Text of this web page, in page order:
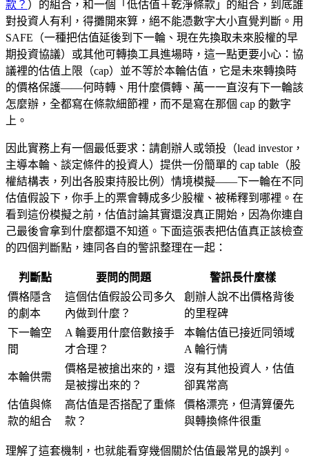
款？ ）的組合，和一個「低估值＋乾淨條款」的組合，到底誰
對投資人有利，得攤開來算，絕不能憑數字大小直覺判斷。用
SAFE（一種把估值延後到下一輪、現在先換取未來股權的早
期投資協議）或其他可轉換工具進場時，這一點更要小心：協
議裡的估值上限（cap）並不等於本輪估值，它是未來轉換時
的價格保護——何時轉、用什麼價轉、萬一一直沒有下一輪該
怎麼辦，全都寫在條款細節裡，而不是寫在那個 cap 的數字
上。
因此實務上有一個最低要求：請創辦人或領投（lead investor，
主導本輪、談定條件的投資人）提供一份簡單的 cap table（股
權結構表，列出各股東持股比例）情境模擬——下一輪在不同
估值假設下，你手上的票會轉成多少股權、被稀釋到哪裡。在
看到這份模擬之前，估值討論其實還沒真正開始，因為你連自
己最後會拿到什麼都還不知道。下面這張表把估值真正該檢查
的四個判斷點，連同各自的警訊整理在一起：
判斷點 要問的問題
警訊長什麼樣
價格隱含
的劇本
這個估值假設公司多久
內做到什麼？
創辦人說不出價格背後
的里程碑
下一輪空
間
A 輪要用什麼倍數接手
才合理？
本輪估值已接近同領域
A 輪行情
本輪供需
價格是被搶出來的，還
是被撐出來的？
沒有其他投資人，估值
卻異常高
估值與條
款的組合
高估值是否搭配了重條
款？
價格漂亮，但清算優先
與轉換條件很重
理解了這套機制，也就能看穿幾個關於估值最常見的誤判。